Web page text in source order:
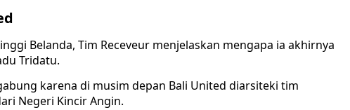
Belanda, Tim Receveur menjelaskan mengapa ia akhirnya
Tridatu.
karena di musim depan Bali United diarsiteki tim
Negeri Kincir Angin.